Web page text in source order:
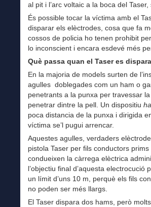
al pit i l’arc voltaic a la boca del
És possible tocar la víctima amb el
disparar els elèctrodes, cosa que fa
cossos de policia ho tenen prohibit
lo inconscient i encara esdevé més
Què passa quan el Taser es
En la majoria de models surten de
agulles doblegades com un ham o
penetrants a la punxa per travessar
penetrar dintre la pell. Un dispositiu
poca distancia de la punxa i dirigida
víctima se’l pugui arrencar.
Aquestes agulles, verdaders
pistola Taser per fils conductors
condueixen la càrrega elèctrica
l’objectiu final d’aquesta electrocució
un límit d’uns 10 m, perquè els fils
no poden ser més llargs.
El Taser dispara dos hams, però